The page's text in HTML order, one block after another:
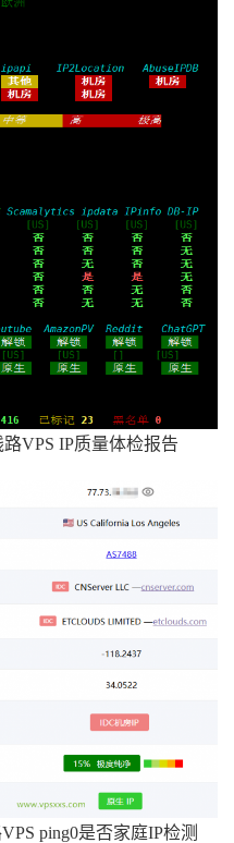
VPS IP质量体检报告
ping0是否家庭IP检测